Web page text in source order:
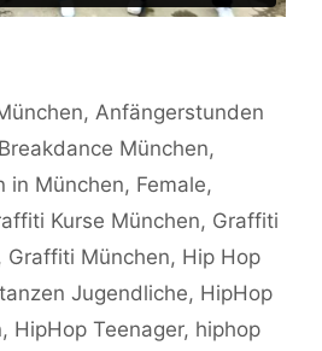
, Anfängerstunden
Breakdance München,
in München, Female,
Kurse München, Graffiti
, Graffiti München, Hip Hop
Jugendliche, HipHop
, HipHop Teenager, hiphop